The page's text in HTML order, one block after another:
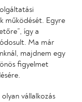
működését. Egyre
így a
Ma már
majdnem egy
figyelmet
vállalkozás